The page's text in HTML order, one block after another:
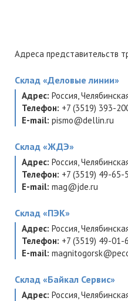
Адреса представительств
Склад «Деловые линии»
Адрес: Россия,
Телефон: +7 (3519) 393-
E-mail: pismo@dellin.ru
Склад «ЖДЭ»
Адрес: Россия,
Телефон: +7 (3519) 49-65-
E-mail: mag@jde.ru
Склад «ПЭК»
Адрес: Россия,
Телефон: +7 (3519) 49-01-
E-mail:
Склад «Байкал Сервис»
Адрес: Россия,